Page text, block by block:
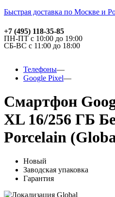
Быстрая доставка по Москве и
+7 (495) 118-35-85
ПН-ПТ с 10:00 до 19:00
СБ-ВС с 11:00 до 18:00
Телефоны
Google Pixel
Смартфон
XL 16/256 ГБ
Porcelain
Новый
Заводская упаковка
Гарантия